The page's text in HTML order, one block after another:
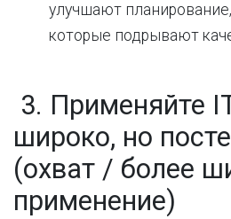
улучшают
которые подрывают
3. Применяйте
широко, но
(охват / более
применение)